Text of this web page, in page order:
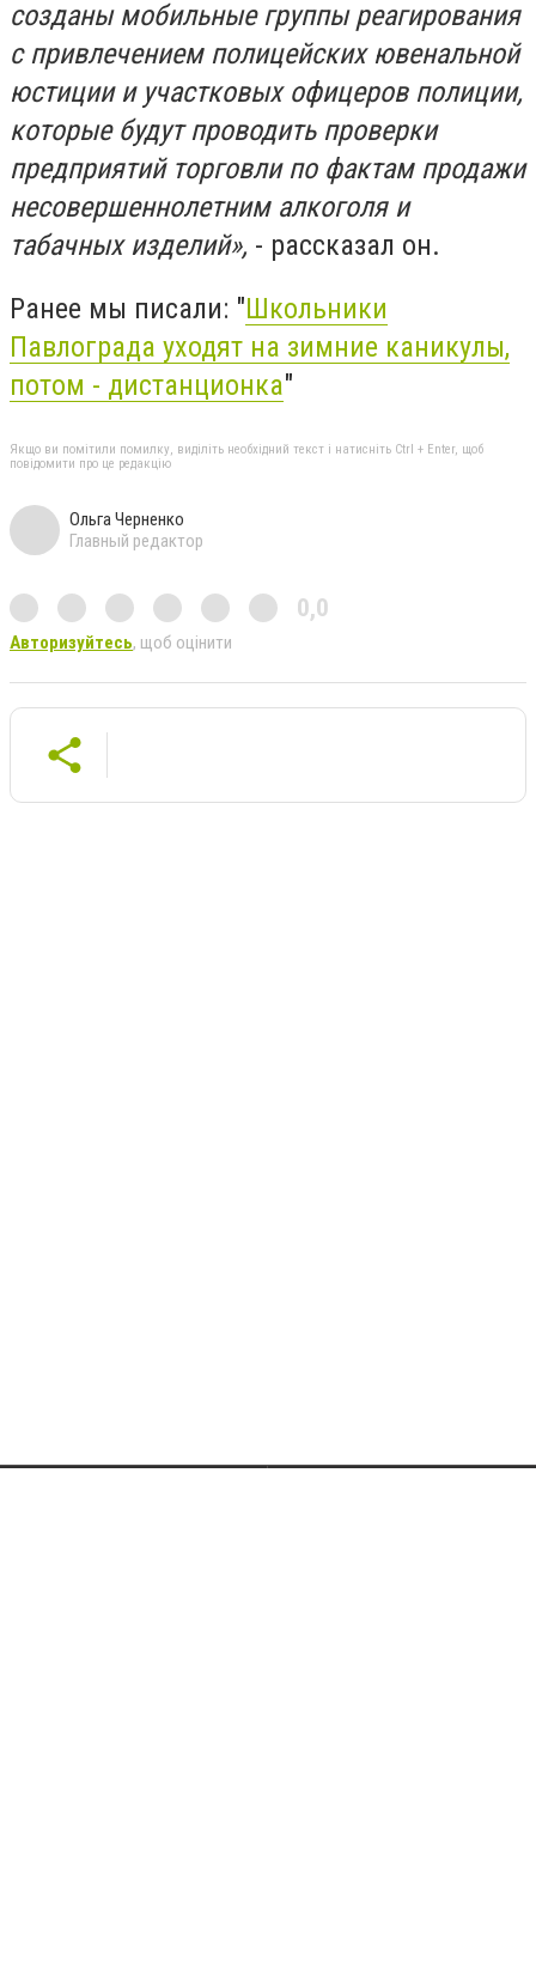
созданы мобильные группы реагирования
с привлечением полицейских ювенальной
юстиции и участковых офицеров полиции,
которые будут проводить проверки
предприятий торговли по фактам продажи
несовершеннолетним алкоголя и
табачных изделий», - рассказал он.
Ранее мы писали: "Школьники
Павлограда уходят на зимние каникулы,
потом - дистанционка"
Якщо ви помітили помилку, виділіть необхідний текст і натисніть Ctrl + Enter, щоб
повідомити про це редакцію
Ольга Черненко
Главный редактор
0,0
Авторизуйтесь, щоб оцінити